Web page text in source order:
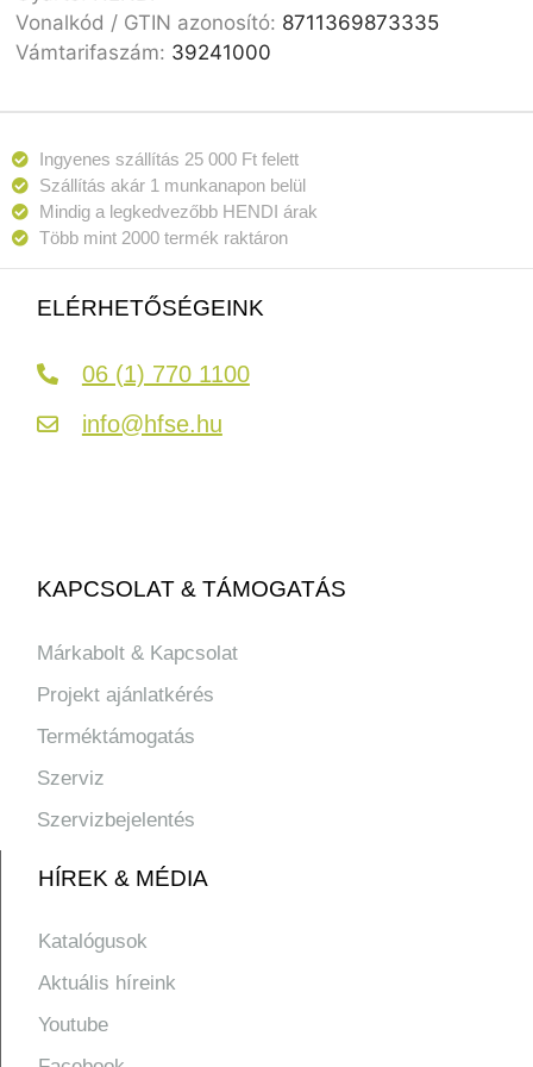
Vonalkód / GTIN azonosító: 8711369873335
Vámtarifaszám: 39241000
Ingyenes szállítás 25 000 Ft felett
Szállítás akár 1 munkanapon belül
Mindig a legkedvezőbb HENDI árak
Több mint 2000 termék raktáron
ELÉRHETŐSÉGEINK
06 (1) 770 1100
info@hfse.hu
KAPCSOLAT & TÁMOGATÁS
Márkabolt & Kapcsolat
Projekt ajánlatkérés
Terméktámogatás
Szerviz
Szervizbejelentés
HÍREK & MÉDIA
Katalógusok
Aktuális híreink
Youtube